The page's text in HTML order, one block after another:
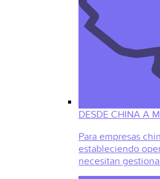
DESDE CHINA A
Para empresas
estableciendo
necesitan